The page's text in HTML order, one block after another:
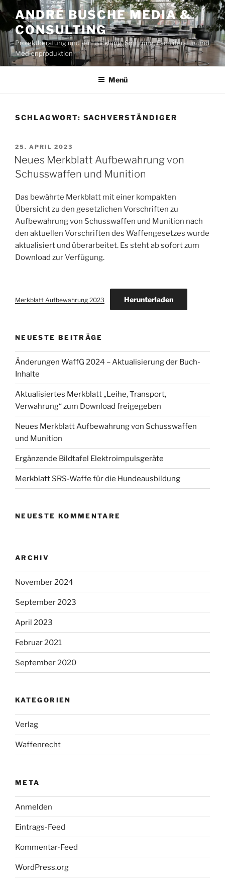
Zum
Inhalt
springen
ANDRÉ BUSCHE MEDIA &
CONSULTING
Projektberatung und -entwicklung, Schulung, Fachliteratur und
Medienproduktion
Menü
SCHLAGWORT: SACHVERSTÄNDIGER
VERÖFFENTLICHT
AM
25. APRIL 2023
Neues Merkblatt Aufbewahrung von
Schusswaffen und Munition
Das bewährte Merkblatt mit einer kompakten
Übersicht zu den gesetzlichen Vorschriften zu
Aufbewahrung von Schusswaffen und Munition nach
den aktuellen Vorschriften des Waffengesetzes wurde
aktualisiert und überarbeitet. Es steht ab sofort zum
Download zur Verfügung.
Merkblatt Aufbewahrung 2023 Herunterladen
NEUESTE BEITRÄGE
Änderungen WaffG 2024 – Aktualisierung der Buch-
Inhalte
Aktualisiertes Merkblatt „Leihe, Transport,
Verwahrung“ zum Download freigegeben
Neues Merkblatt Aufbewahrung von Schusswaffen
und Munition
Ergänzende Bildtafel Elektroimpulsgeräte
Merkblatt SRS-Waffe für die Hundeausbildung
NEUESTE KOMMENTARE
ARCHIV
November 2024
September 2023
April 2023
Februar 2021
September 2020
KATEGORIEN
Verlag
Waffenrecht
META
Anmelden
Eintrags-Feed
Kommentar-Feed
WordPress.org